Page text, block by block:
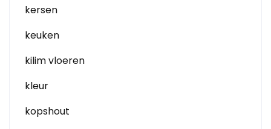
kersen
keuken
kilim vloeren
kleur
kopshout